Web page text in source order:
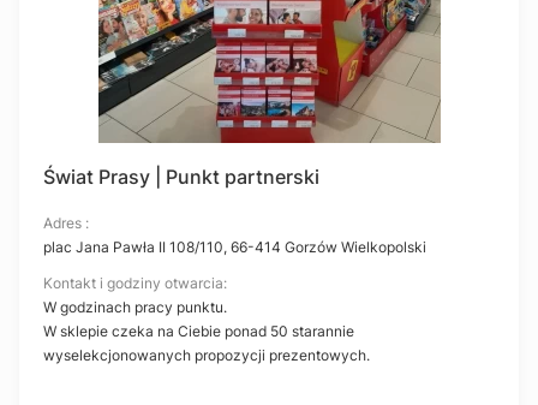
Świat Prasy | Punkt partnerski
Adres :
plac Jana Pawła II 108/110, 66-414 Gorzów Wielkopolski
Kontakt i godziny otwarcia:
W godzinach pracy punktu.
W sklepie czeka na Ciebie ponad 50 starannie
wyselekcjonowanych propozycji prezentowych.